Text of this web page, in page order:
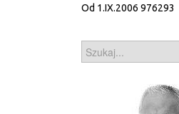
Od 1.IX.2006 976293
Szukaj